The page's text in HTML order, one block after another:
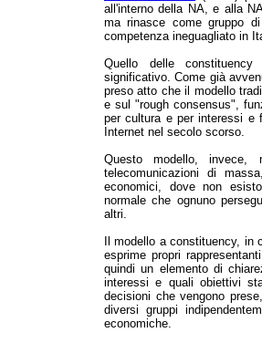
all'interno della NA, e alla
ma rinasce come gruppo
competenza ineguagliato in
Quello delle
significativo. Come già
preso atto che il modello
e sul "rough consensus",
per cultura e per interessi e
Internet nel secolo scorso.
Questo modello,
telecomunicazioni di
economici, dove non
normale che ognuno
altri.
Il modello a constituency,
esprime propri
quindi un elemento di
interessi e quali obiettivi
decisioni che vengono
diversi gruppi
economiche.